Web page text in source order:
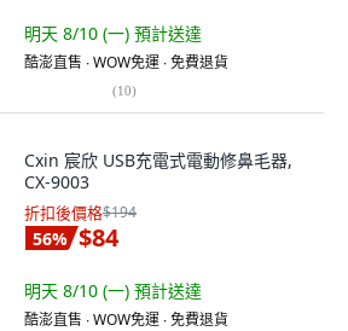
明天 8/10 (一) 預計送達
酷澎直售 ∙ WOW免運 ∙ 免費退貨
(10)
Cxin 宸欣 USB充電式電動修鼻毛器,
CX-9003
折扣後價格$194
56% $84
明天 8/10 (一) 預計送達
酷澎直售 ∙ WOW免運 ∙ 免費退貨